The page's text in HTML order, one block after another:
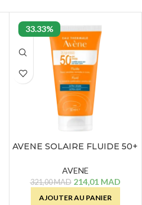
33.33%
AVENE SOLAIRE FLUIDE 50+
AVENE
321,00MAD 214,01 MAD
AJOUTER AU PANIER